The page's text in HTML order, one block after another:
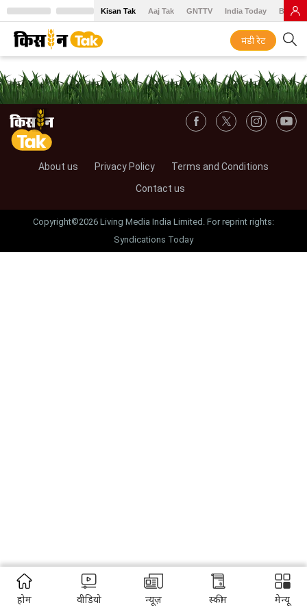
Kisan Tak Aaj Tak GNTTV India Today BT
मंडी रेट
About us Privacy Policy
Terms and Conditions
Contact us
Copyright©2026 Living Media India Limited. For reprint rights:
Syndications Today
होम वीडियो न्यूज़ स्कीम मेन्यू